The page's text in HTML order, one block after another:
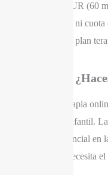
pareja 75 EUR (60
primera visita ni
plan
Sí. Ofrezco terapia
y psicología infantil.
sesión presencial
necesita